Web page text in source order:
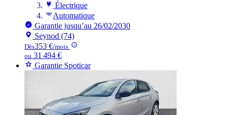
Électrique
Automatique
Garantie jusqu’au 26/02/2030
Seynod (74)
Dès353 €/mois
ou 31 494 €
Garantie Spoticar